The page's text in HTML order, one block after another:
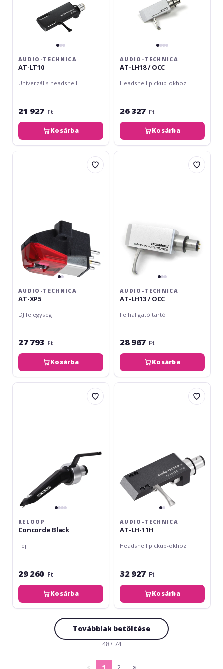
AUDIO-TECHNICA
AT-LT10
Univerzális headshell
21 927 Ft
Kosárba
AUDIO-TECHNICA
AT-LH18 / OCC
Headshell pickup-okhoz
26 327 Ft
Kosárba
Audio-
AUDIO-TECHNICA
AT-XP5
DJ fejegység
27 793 Ft
Kosárba
Audio-
AUDIO-TECHNICA
AT-LH13 / OCC
Fejhallgató tartó
28 967 Ft
Kosárba
Reloop
RELOOP
Concorde Black
Fej
29 260 Ft
Kosárba
Audio-
AUDIO-TECHNICA
AT-LH-11H
Headshell pickup-okhoz
32 927 Ft
Kosárba
Továbbiak betöltése
48 / 74
1 2